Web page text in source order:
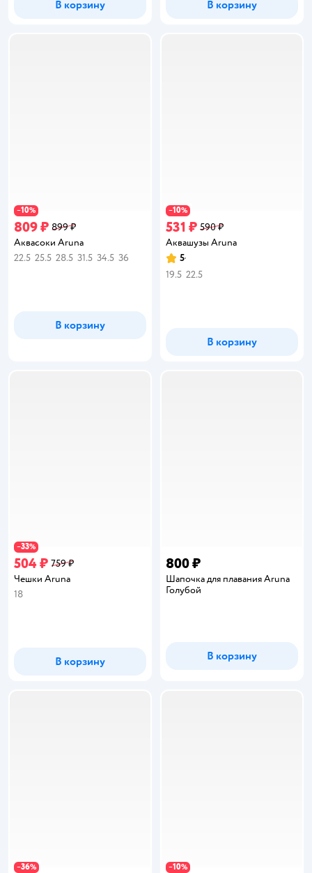
В корзину В корзину
−10%
809 ₽ 899 ₽
Аквасоки Aruna
22.5 25.5 28.5 31.5 34.5 36
В корзину
−10%
531 ₽ 590 ₽
Аквашузы Aruna
Рейтинг:
5
19.5 22.5
В корзину
−33%
504 ₽ 759 ₽
Чешки Aruna
18
В корзину
800 ₽
Шапочка для плавания Aruna
Голубой
В корзину
−36% −10%